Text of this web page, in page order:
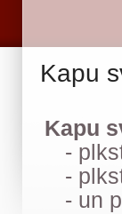
Kapu
Kapu
-
-
- un